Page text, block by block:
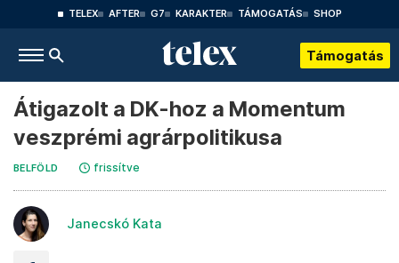
TELEX AFTER G7 KARAKTER TÁMOGATÁS SHOP
Támogatás
Átigazolt a DK-hoz a Momentum
veszprémi agrárpolitikusa
BELFÖLD frissítve
Janecskó Kata